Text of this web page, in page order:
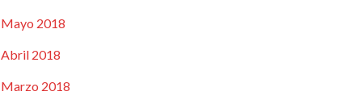
Mayo 2018
Abril 2018
Marzo 2018